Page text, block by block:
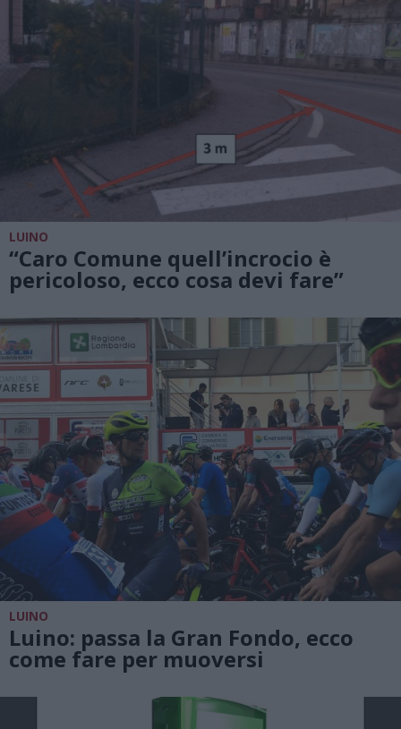
LUINO
“Caro Comune quell’incrocio è
pericoloso, ecco cosa devi fare”
LUINO
Luino: passa la Gran Fondo, ecco
come fare per muoversi